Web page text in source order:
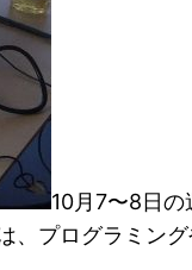
10月7〜8日
プログラミン